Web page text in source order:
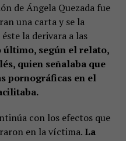
de Ángela Quezada fue
una carta y se la
la derivara a las
último, según el relato,
quien señalaba que
pornográficas en el
con los efectos que
en la víctima. La